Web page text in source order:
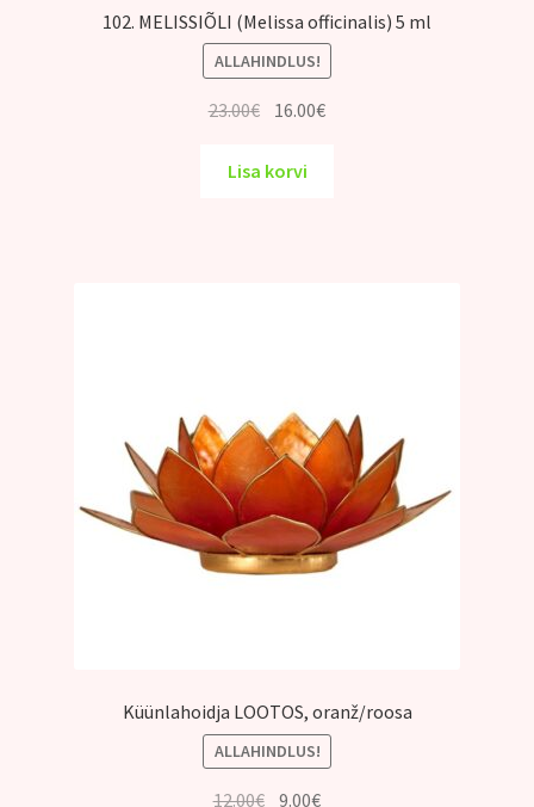
102. MELISSIÕLI (Melissa officinalis) 5 ml
ALLAHINDLUS!
23.00€ Algne
oli:
16.00€Praegune
Lisa korvi
Küünlahoidja LOOTOS, oranž/roosa
ALLAHINDLUS!
12.00€ Algne
9.00€Praegune